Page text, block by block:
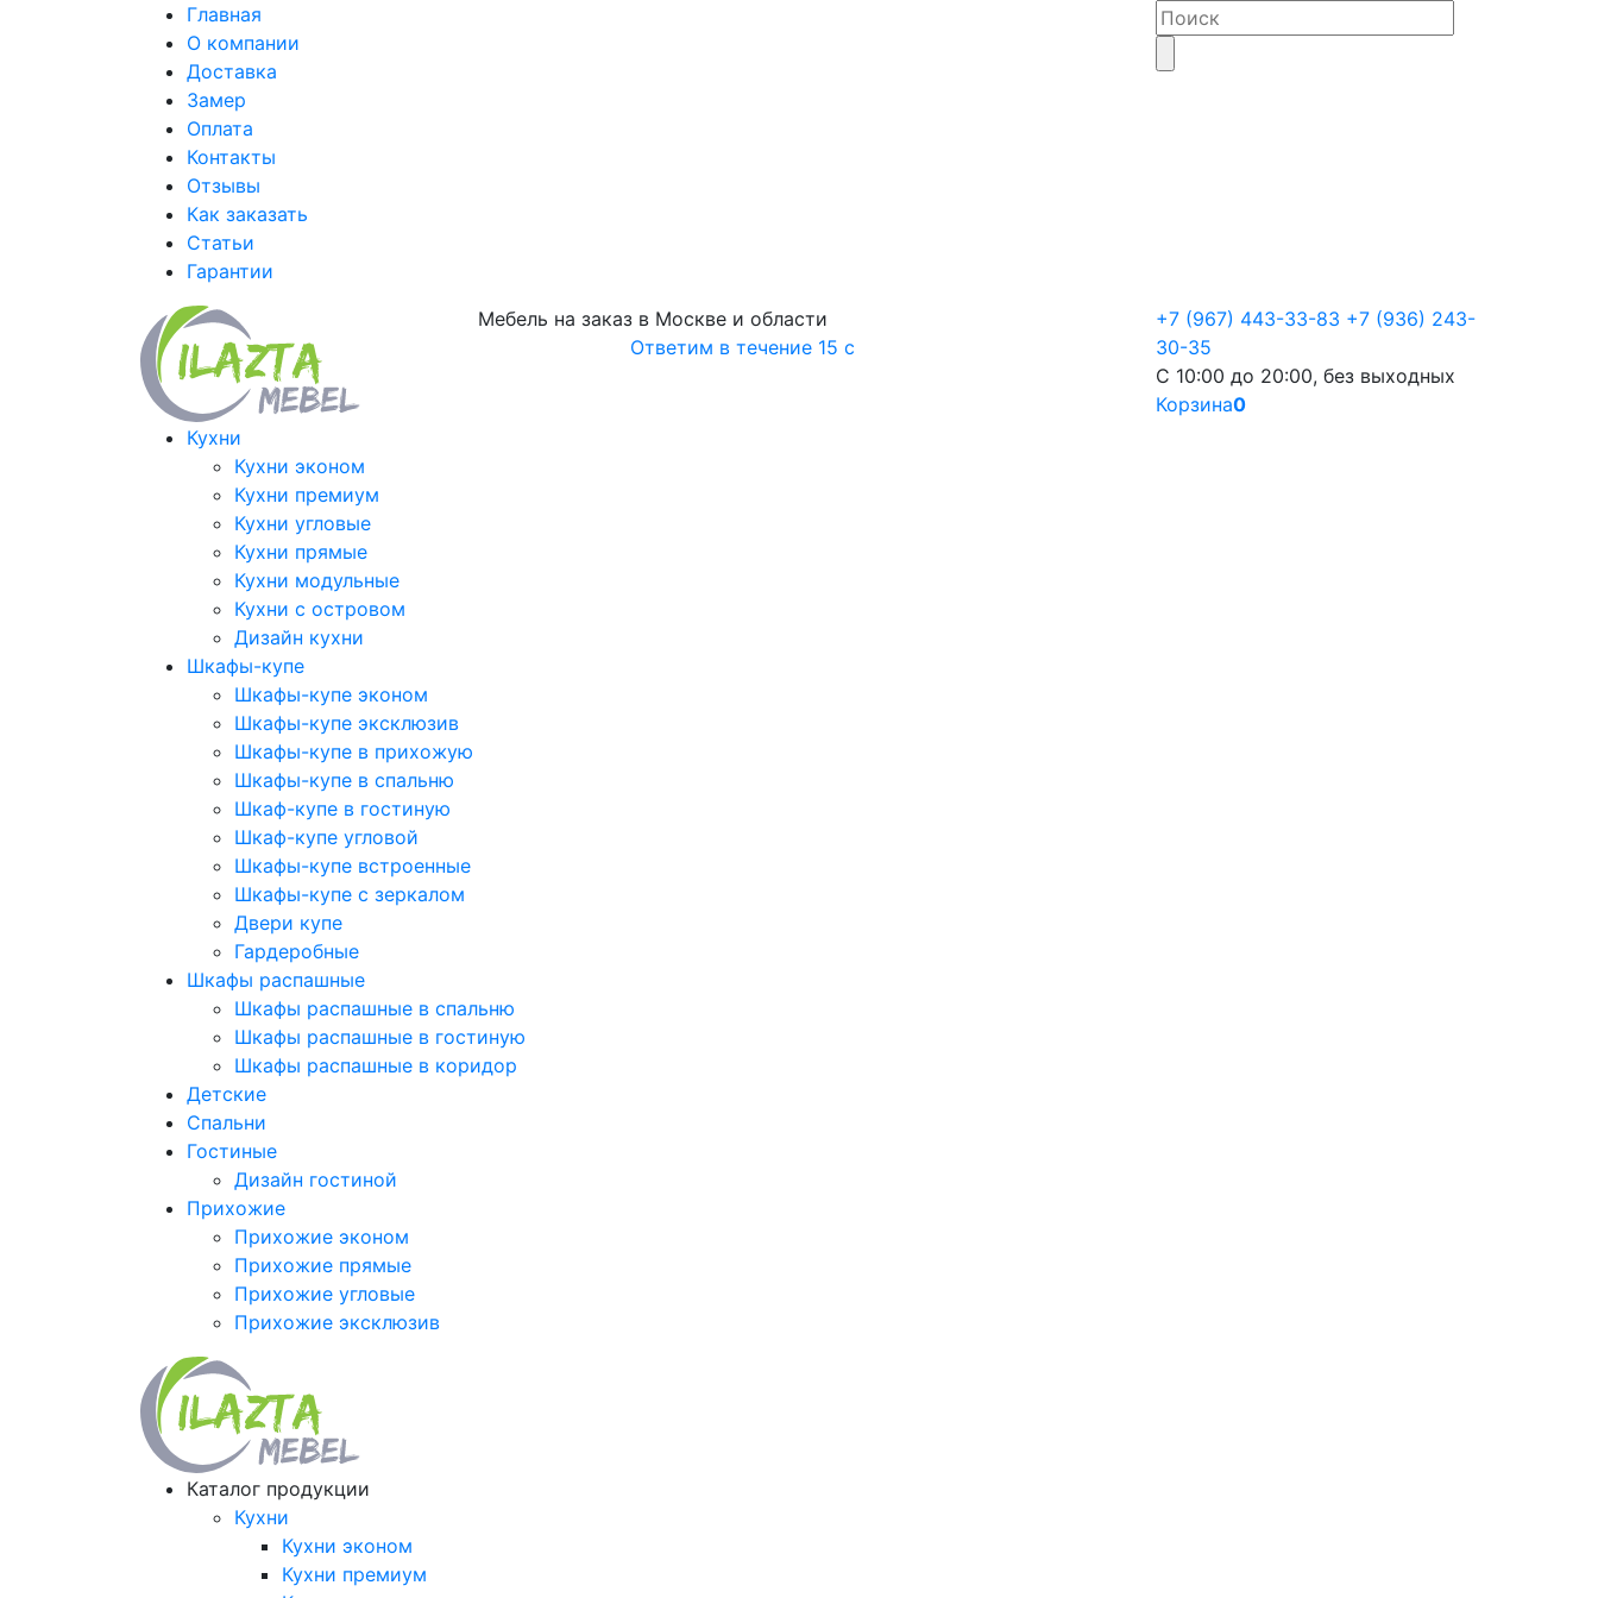
Главная
О компании
Доставка
Замер
Оплата
Контакты
Отзывы
Как заказать
Статьи
Гарантии
Мебель на заказ в Москве и области
Ответим в течение 15 с
+7 (967) 443-33-83 +7 (936) 243-
30-35
С 10:00 до 20:00, без выходных
Корзина0
Кухни
Кухни эконом
Кухни премиум
Кухни угловые
Кухни прямые
Кухни модульные
Кухни с островом
Дизайн кухни
Шкафы-купе
Шкафы-купе эконом
Шкафы-купе эксклюзив
Шкафы-купе в прихожую
Шкафы-купе в спальню
Шкаф-купе в гостиную
Шкаф-купе угловой
Шкафы-купе встроенные
Шкафы-купе с зеркалом
Двери купе
Гардеробные
Шкафы распашные
Шкафы распашные в спальню
Шкафы распашные в гостиную
Шкафы распашные в коридор
Детские
Спальни
Гостиные
Дизайн гостиной
Прихожие
Прихожие эконом
Прихожие прямые
Прихожие угловые
Прихожие эксклюзив
Каталог продукции
Кухни
Кухни эконом
Кухни премиум